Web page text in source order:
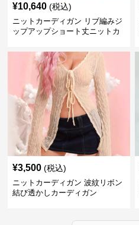
¥10,640 (税込)
ニットカーディガン リブ編みジ
ップアップショート丈ニットカ
¥3,500 (税込)
ニットカーディガン 波紋リボン
結び透かしカーディガン